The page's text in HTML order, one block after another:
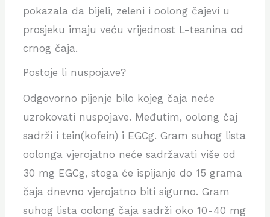
pokazala da bijeli, zeleni i oolong čajevi u
prosjeku imaju veću vrijednost L-teanina od
crnog čaja.
Postoje li nuspojave?
Odgovorno pijenje bilo kojeg čaja neće
uzrokovati nuspojave. Međutim, oolong čaj
sadrži i tein(kofein) i EGCg. Gram suhog lista
oolonga vjerojatno neće sadržavati više od
30 mg EGCg, stoga će ispijanje do 15 grama
čaja dnevno vjerojatno biti sigurno. Gram
suhog lista oolong čaja sadrži oko 10-40 mg